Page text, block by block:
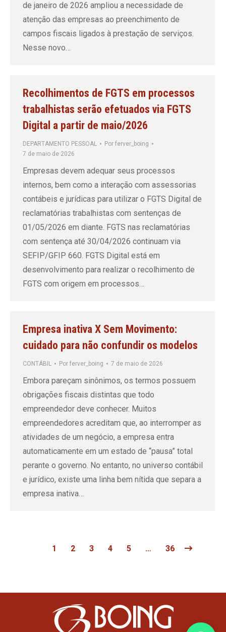
de janeiro de 2026 ampliou a necessidade de
atenção das empresas ao preenchimento de
campos fiscais ligados à prestação de serviços.
Nesse novo…
Recolhimentos de FGTS em processos
trabalhistas serão efetuados via FGTS
Digital a partir de maio/2026
DEPARTAMENTO PESSOAL Por ferver_boing
7 de maio de 2026
Empresas devem adequar seus processos
internos, bem como a interação com assessorias
contábeis e jurídicas para utilizar o FGTS Digital de
reclamatórias trabalhistas com sentenças de
01/05/2026 em diante. FGTS nas reclamatórias
com sentença até 30/04/2026 continuam via
SEFIP/GFIP 660. FGTS Digital está em
desenvolvimento para realizar o recolhimento de
FGTS com origem em processos…
Empresa inativa X Sem Movimento:
cuidado para não confundir os modelos
CONTÁBIL Por ferver_boing 7 de maio de 2026
Embora pareçam sinônimos, os termos possuem
obrigações fiscais distintas que todo
empreendedor deve conhecer. Muitos
empreendedores acreditam que, ao interromper as
atividades de um negócio, a empresa entra
automaticamente em um estado de “pausa” total
perante o governo. No entanto, no universo contábil
e jurídico, existe uma linha bem nítida que separa a
empresa inativa…
1 2 3 4 5 … 36